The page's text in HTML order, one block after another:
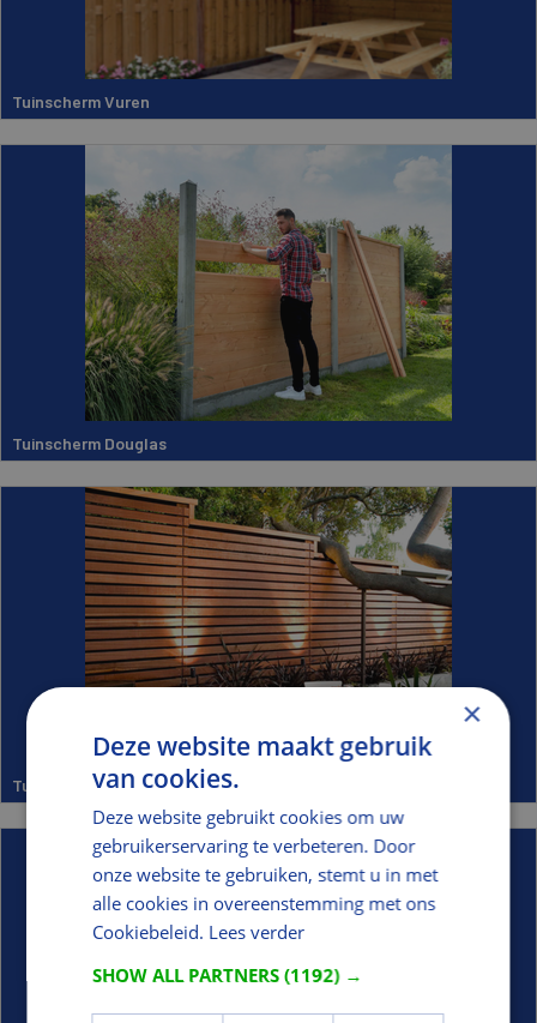
Tuinscherm Vuren
Tuinscherm Douglas
Tuinscherm Hardhout
×
Deze website maakt gebruik
van cookies.
Deze website gebruikt cookies om uw
gebruikerservaring te verbeteren. Door
onze website te gebruiken, stemt u in met
alle cookies in overeenstemming met ons
Cookiebeleid. Lees verder
SHOW ALL PARTNERS(1192) →